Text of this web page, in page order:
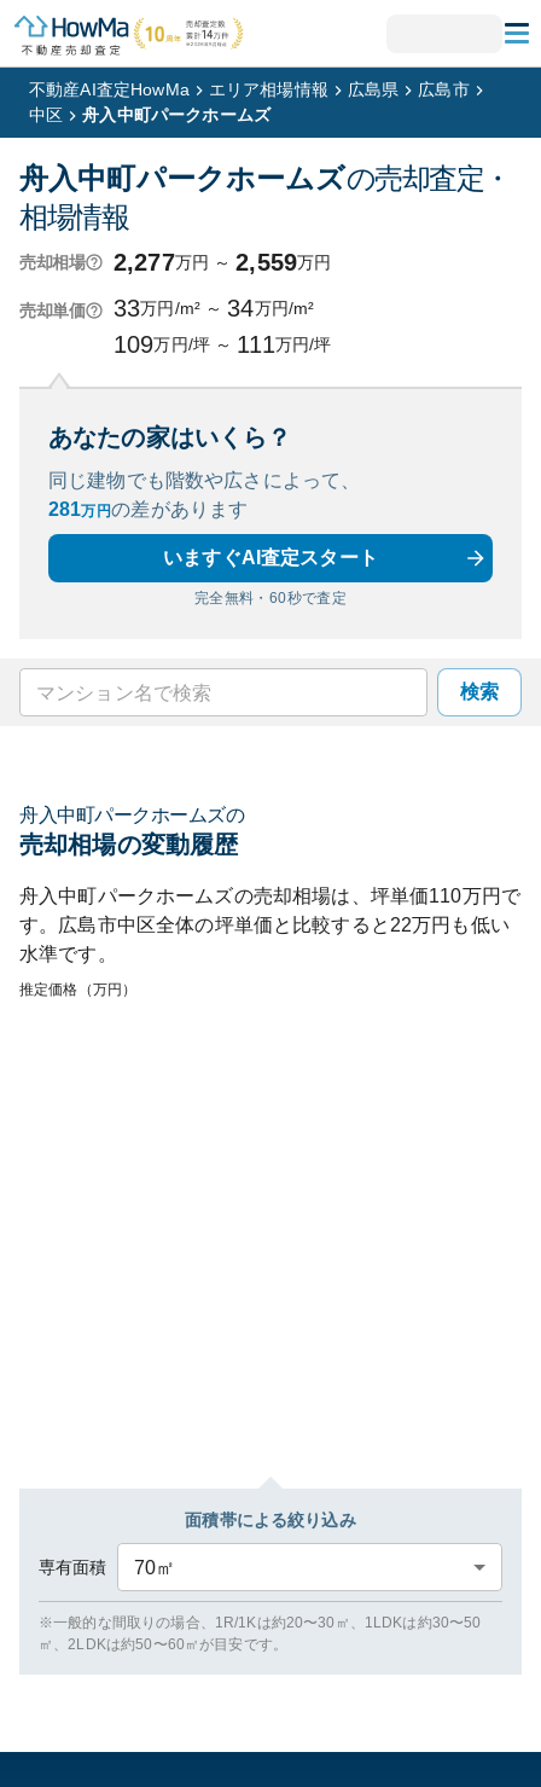
不動産AI査定HowMa エリア相場情報 広島県
広島市
中区
舟入中町パークホームズ
舟入中町パークホームズの売却査定・
相場情報
売却相場 2,277万円 ～ 2,559万円
売却単価 33万円/m² ～ 34万円/m²
109万円/坪 ～ 111万円/坪
あなたの家はいくら？
同じ建物でも階数や広さによって、
281万円の差があります
いますぐAI査定スタート
完全無料・60秒で査定
検索
舟入中町パークホームズの
売却相場の変動履歴
舟入中町パークホームズの売却相場は、坪単価110万円で
す。 広島市中区全体の坪単価と比較すると 22万円も低い
水準です。
推定価格（万円）
面積帯による絞り込み
専有面積 70㎡
※一般的な間取りの場合、1R/1Kは約20〜30㎡、1LDKは約30〜50
㎡、2LDKは約50〜60㎡が目安です。